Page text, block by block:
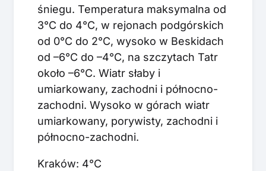
śniegu. Temperatura maksymalna od
3°C do 4°C, w rejonach podgórskich
od 0°C do 2°C, wysoko w Beskidach
od –6°C do –4°C, na szczytach Tatr
około –6°C. Wiatr słaby i
umiarkowany, zachodni i północno-
zachodni. Wysoko w górach wiatr
umiarkowany, porywisty, zachodni i
północno-zachodni.
Kraków: 4°C